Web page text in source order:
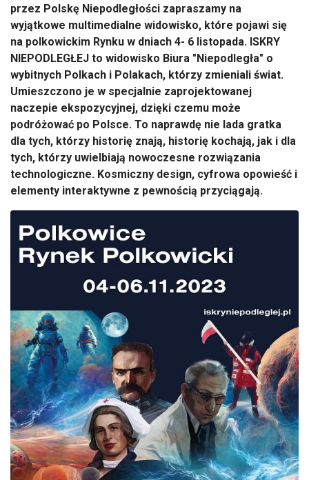
przez Polskę Niepodległości zapraszamy na
wyjątkowe multimedialne widowisko, które pojawi się
na polkowickim Rynku w dniach 4- 6 listopada. ISKRY
NIEPODLEGŁEJ to widowisko Biura "Niepodległa" o
wybitnych Polkach i Polakach, którzy zmieniali świat.
Umieszczono je w specjalnie zaprojektowanej
naczepie ekspozycyjnej, dzięki czemu może
podróżować po Polsce. To naprawdę nie lada gratka
dla tych, którzy historię znają, historię kochają, jak i dla
tych, którzy uwielbiają nowoczesne rozwiązania
technologiczne. Kosmiczny design, cyfrowa opowieść i
elementy interaktywne z pewnością przyciągają.